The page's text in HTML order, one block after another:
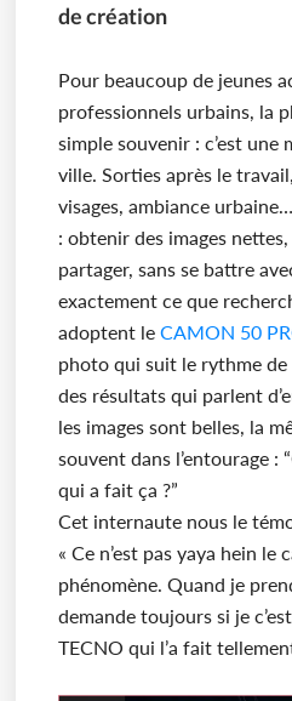
de création
Pour beaucoup de jeunes
professionnels urbains, la
simple souvenir : c’est une
ville. Sorties après le
visages, ambiance
: obtenir des images
partager, sans se battre
exactement ce que
adoptent le CAMON 50
photo qui suit le rythme
des résultats qui parlent
les images sont belles, la
souvent dans l’entourage :
qui a fait ça ?”
Cet internaute nous le
« Ce n’est pas yaya hein le
phénomène. Quand je
demande toujours si je
TECNO qui l’a fait